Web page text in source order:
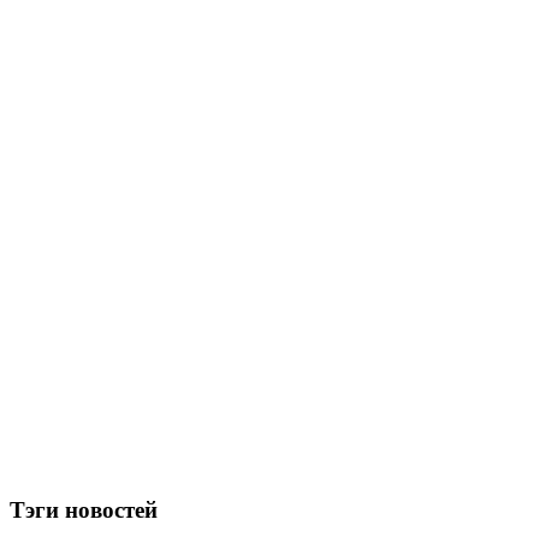
Тэги новостей